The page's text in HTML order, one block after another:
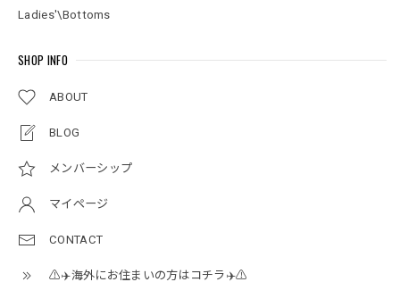
Ladies'\Bottoms
SHOP INFO
ABOUT
BLOG
メンバーシップ
マイページ
CONTACT
⚠️✈️海外にお住まいの方はコチラ✈️⚠️